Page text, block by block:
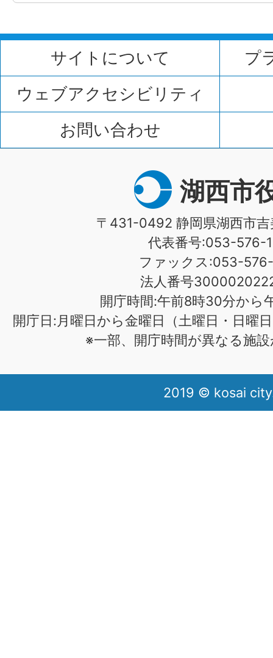
サイトについて
プ
ウェブアクセシビリティ
お問い合わせ
湖西市
〒431-0492 静岡県湖西市
代表番号:053-576-
ファックス:053-576-
法人番号
開庁時間:午前8時30分から
開庁日:月曜日から金曜日（土曜日・日曜
※一部、開庁時間が異なる施
2019 © kosai